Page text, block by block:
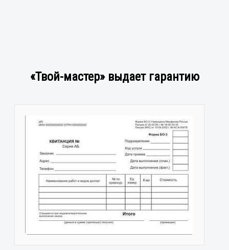
«Твой-мастер» выдает гарантию